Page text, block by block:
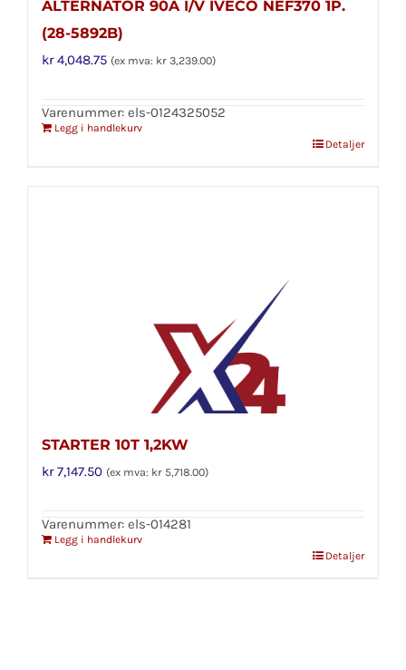
ALTERNATOR 90A I/V IVECO NEF370 1P.
(28-5892B)
kr4,048.75 (ex mva: kr 3,239.00)
Varenummer: els-0124325052
Legg i handlekurv
Detaljer
STARTER 10T 1,2KW
kr7,147.50 (ex mva: kr 5,718.00)
Varenummer: els-014281
Legg i handlekurv
Detaljer